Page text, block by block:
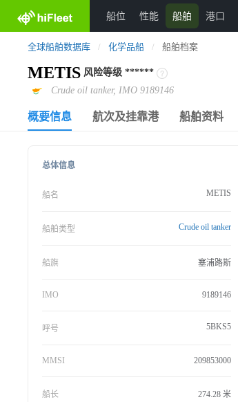
船位 性能 船舶 港口
全球船舶数据库 / 化学品船 / 船舶档案
METIS 风险等级 ******
Crude oil tanker, IMO 9189146
概要信息 航次及挂靠港 船舶资料
总体信息
船名 METIS
船舶类型 Crude oil tanker
船旗 塞浦路斯
IMO 9189146
呼号 5BKS5
MMSI 209853000
船长 274.28 米